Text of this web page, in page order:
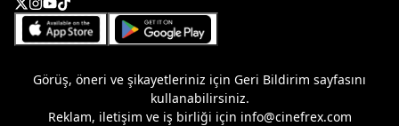
Görüş, öneri ve şikayetleriniz için Geri Bildirim sayfasını
kullanabilirsiniz.
Reklam, iletişim ve iş birliği için info@cinefrex.com